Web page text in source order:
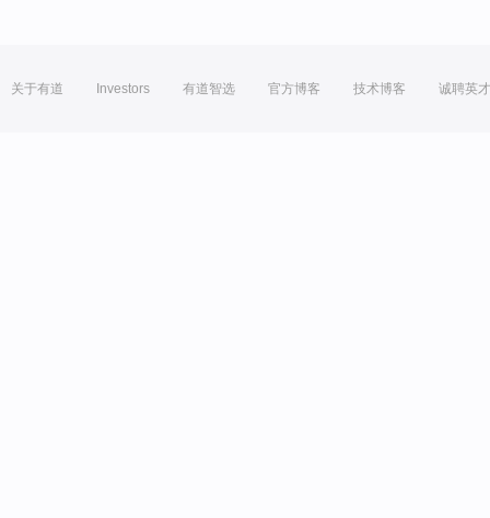
关于有道 Investors 有道智选 官方博客 技术博客 诚聘英才